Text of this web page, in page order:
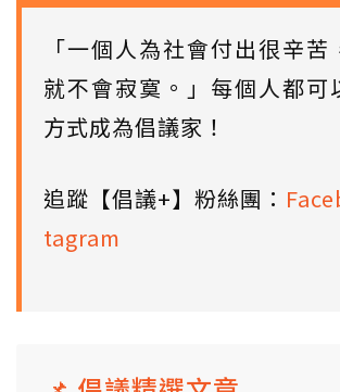
「一個人為社會付出很辛
就不會寂寞。」每個人都可
方式成為倡議家！
追蹤【倡議+】粉絲團：
tagram